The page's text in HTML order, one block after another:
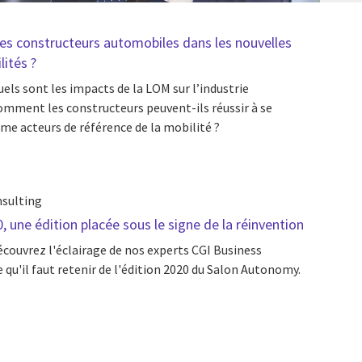
constructeurs automobiles dans les nouvelles
?
sont les impacts de la LOM sur l’industrie
les constructeurs peuvent-ils réussir à se
acteurs de référence de la mobilité ?
une édition placée sous le signe de la réinvention
l'éclairage de nos experts CGI Business
qu'il faut retenir de l'édition 2020 du Salon Autonomy.